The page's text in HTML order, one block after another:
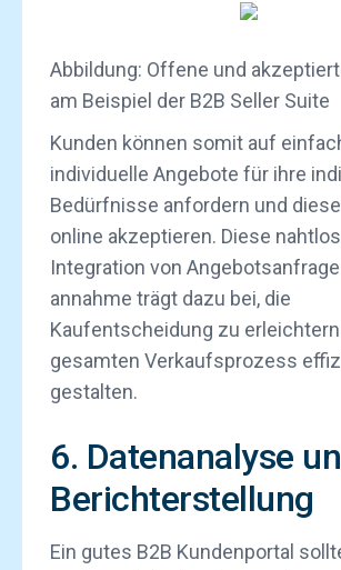
Abbildung: Offene und
am Beispiel der B2B Seller Suite
Kunden können somit auf
individuelle Angebote für ihre
Bedürfnisse anfordern und
online akzeptieren. Diese
Integration von
annahme trägt dazu bei, die
Kaufentscheidung zu
gesamten Verkaufsprozess
gestalten.
6. Datenanalyse
Berichterstellung
Ein gutes B2B Kundenportal